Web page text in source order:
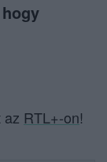
az RTL+-on!